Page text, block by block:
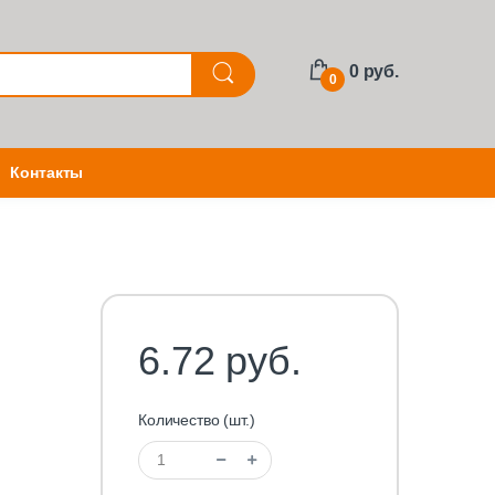
0 0 руб.
Контакты
6.72 руб.
Количество (шт.)